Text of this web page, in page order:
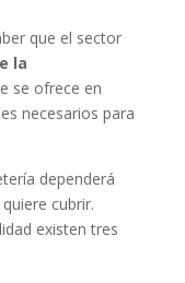
que el sector
la
se ofrece en
necesarios para
dependerá
cubrir.
existen tres